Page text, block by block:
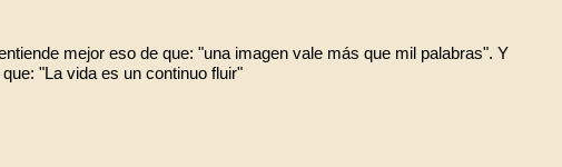
mejor eso de que: "una imagen vale más que mil palabras". Y
"La vida es un continuo fluir"